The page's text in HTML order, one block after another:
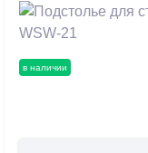
в наличии